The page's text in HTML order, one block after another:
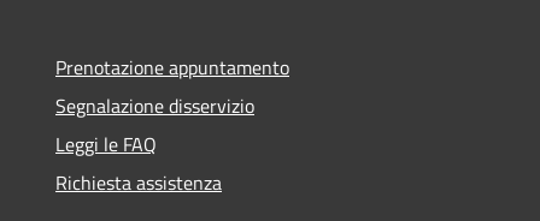
Prenotazione appuntamento
Segnalazione disservizio
Leggi le FAQ
Richiesta assistenza